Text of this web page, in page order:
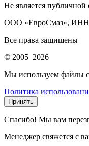
Не является публичной
ООО «ЕвроСмаз», ИНН
Все права защищены
© 2005–2026
Мы используем файлы
Политика
Принять
Спасибо! Мы вам
Менеджер свяжется с